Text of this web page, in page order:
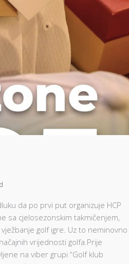
da po prvi put organizuje HCP
sa cjelosezonskim takmičenjem,
golf igre. Uz to neminovno
vrijednosti golfa.Prije
na viber grupi “Golf klub